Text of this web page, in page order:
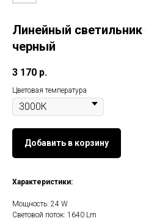
Линейный светильник
черный
3 170 р.
Цветовая температура
Добавить в корзину
Характеристики:
Мощность: 24 W
Световой поток: 1640 Lm